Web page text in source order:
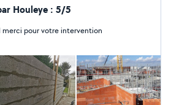
Houleye : 5/5
pour votre intervention